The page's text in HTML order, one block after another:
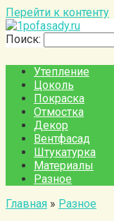
Перейти к контенту
Поиск:
Утепление
Цоколь
Покраска
Отмостка
Декор
Вентфасад
Штукатурка
Материалы
Разное
Главная » Разное